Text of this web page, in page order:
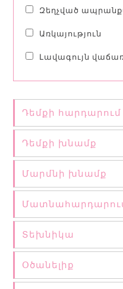
Զեղչված
Առկայություն
Լավագույն
Դեմքի հարդարում
Դեմքի խնամք
Մարմնի խնամք
Տեխնիկա
Օծանելիք